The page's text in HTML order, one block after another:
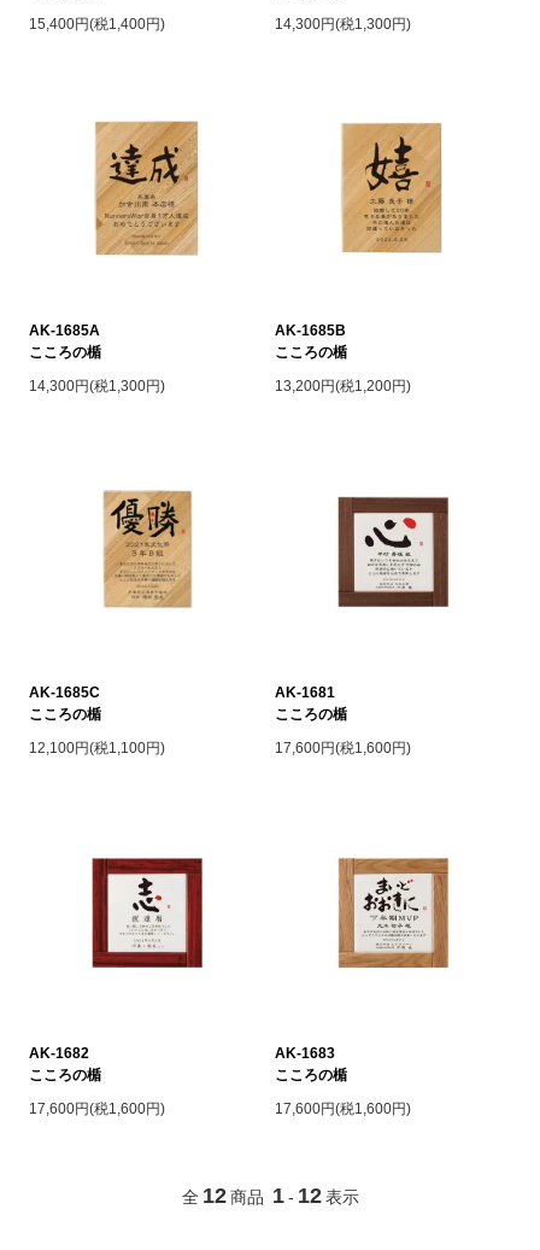
15,400円(税1,400円)
14,300円(税1,300円)
AK-1685A
こころの楯
14,300円(税1,300円)
AK-1685B
こころの楯
13,200円(税1,200円)
AK-1685C
こころの楯
12,100円(税1,100円)
AK-1681
こころの楯
17,600円(税1,600円)
AK-1682
こころの楯
17,600円(税1,600円)
AK-1683
こころの楯
17,600円(税1,600円)
全 12 商品 1 - 12 表示